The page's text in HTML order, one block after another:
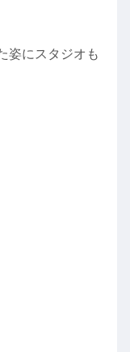
姿にスタジオも